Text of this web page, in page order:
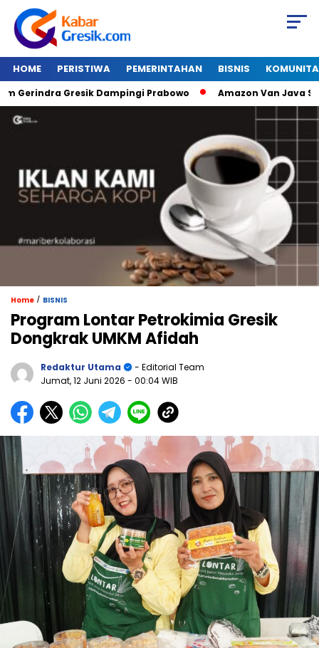
HOME PERISTIWA PEMERINTAHAN BISNIS
Gresik Dampingi Prabowo Amazon Van Java
Home / BISNIS
Program Lontar Petrokimia Gresik
Dongkrak UMKM Afidah
Redaktur Utama
- Editorial Team
Jumat, 12 Juni 2026 - 00:04 WIB